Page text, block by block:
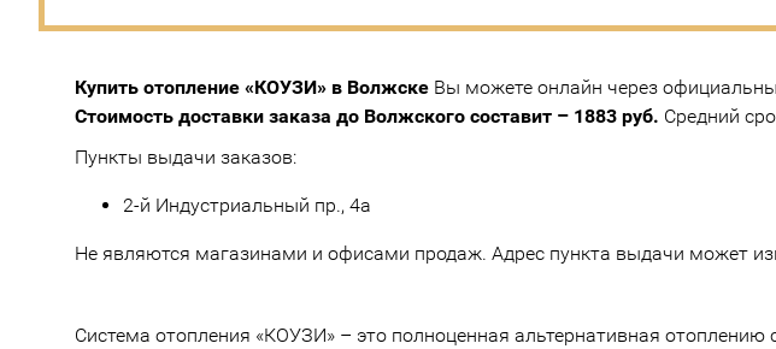
Купить отопление «КОУЗИ» в Волжске Вы можете онлайн через
Стоимость доставки заказа до Волжского составит – 1883 руб. Средний
Пункты выдачи заказов:
2-й Индустриальный пр., 4а
Не являются магазинами и офисами продаж. Адрес пункта выдачи может
Система отопления «КОУЗИ» – это полноценная альтернативная